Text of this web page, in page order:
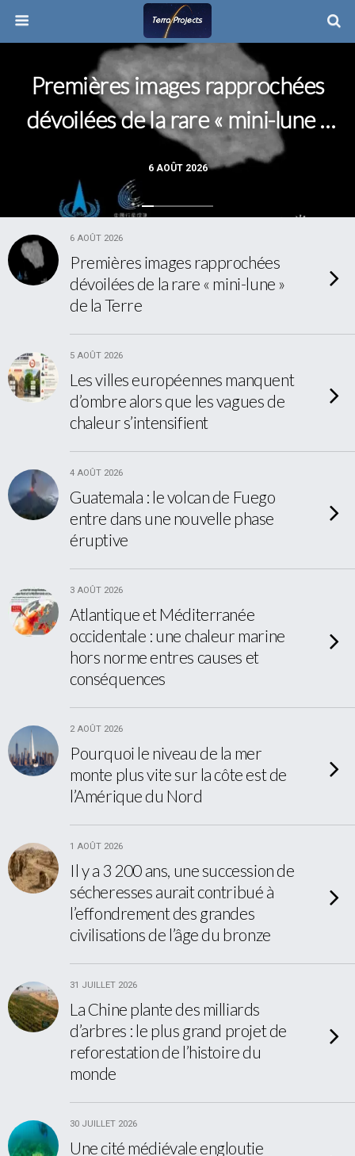
6 AOÛT 2026
Premières images rapprochées
dévoilées de la rare « mini-lune »
de la Terre
6 AOÛT 2026
Premières images rapprochées
dévoilées de la rare « mini-lune »
de la Terre
5 AOÛT 2026
Les villes européennes manquent
d’ombre alors que les vagues de
chaleur s’intensifient
4 AOÛT 2026
Guatemala : le volcan de Fuego
entre dans une nouvelle phase
éruptive
3 AOÛT 2026
Atlantique et Méditerranée
occidentale : une chaleur marine
hors norme entres causes et
conséquences
2 AOÛT 2026
Pourquoi le niveau de la mer
monte plus vite sur la côte est de
l’Amérique du Nord
1 AOÛT 2026
Il y a 3 200 ans, une succession de
sécheresses aurait contribué à
l’effondrement des grandes
civilisations de l’âge du bronze
31 JUILLET 2026
La Chine plante des milliards
d’arbres : le plus grand projet de
reforestation de l’histoire du
monde
30 JUILLET 2026
Une cité médiévale engloutie